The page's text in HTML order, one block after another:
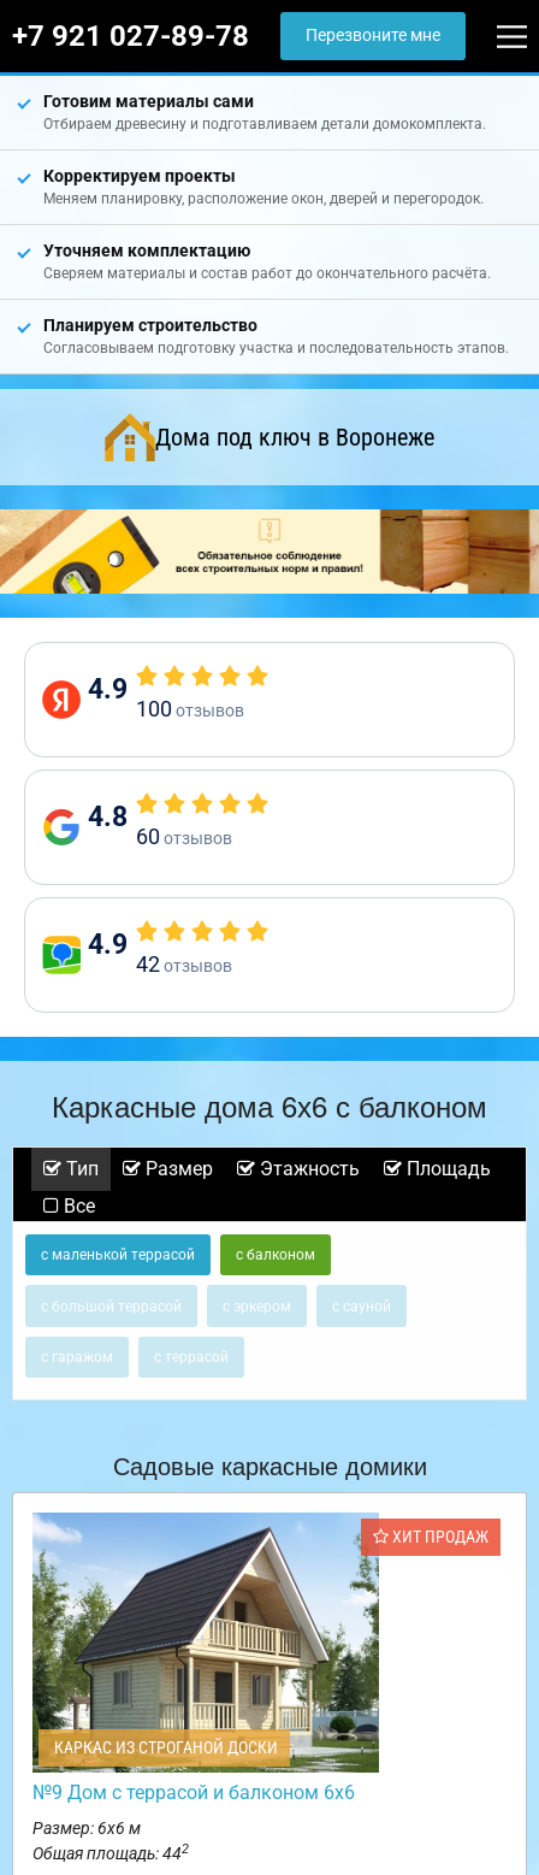
+7 921 027-89-78 Перезвоните мне
Готовим материалы сами
Отбираем древесину и подготавливаем детали домокомплекта.
Корректируем проекты
Меняем планировку, расположение окон, дверей и перегородок.
Уточняем комплектацию
Сверяем материалы и состав работ до окончательного расчёта.
Планируем строительство
Согласовываем подготовку участка и последовательность этапов.
Дома под ключ в Воронеже
4.9
100отзывов
4.8
60отзывов
4.9
42отзывов
Каркасные дома 6х6 с балконом
Тип Размер Этажность
Площадь
Все
с маленькой террасой с балконом
с большой террасой с эркером с сауной
с гаражом с террасой
Садовые каркасные домики
ХИТ ПРОДАЖ
КАРКАС ИЗ СТРОГАНОЙ ДОСКИ
№9 Дом с террасой и балконом 6х6
Размер: 6х6 м
Общая площадь: 442